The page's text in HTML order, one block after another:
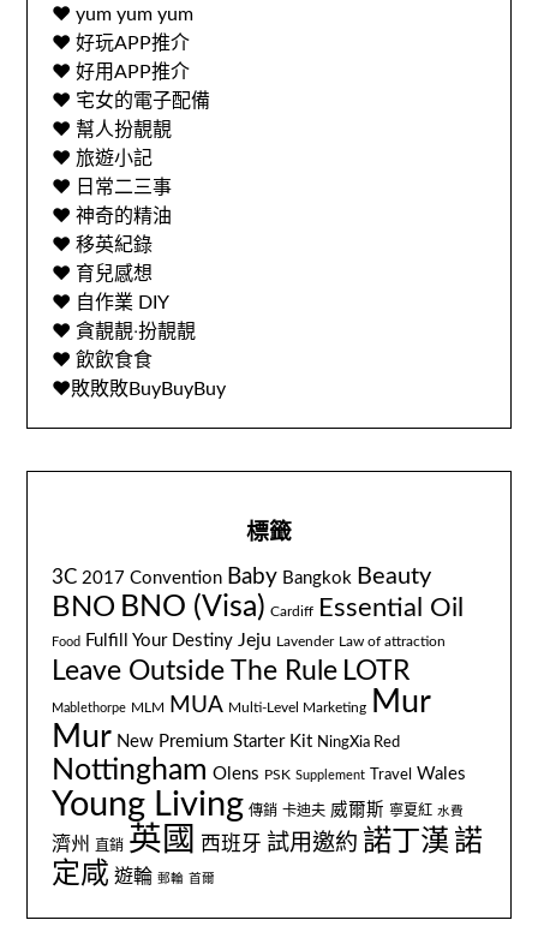
♥ yum yum yum
♥ 好玩APP推介
♥ 好用APP推介
♥ 宅女的電子配備
♥ 幫人扮靚靚
♥ 旅遊小記
♥ 日常二三事
♥ 神奇的精油
♥ 移英紀錄
♥ 育兒感想
♥ 自作業 DIY
♥ 貪靚靚‧扮靚靚
♥ 飲飲食食
♥敗敗敗BuyBuyBuy
標籤
3C 2017 Convention Baby Bangkok Beauty
BNO BNO (Visa) Cardiff Essential Oil
Food Fulfill Your Destiny Jeju Lavender Law of attraction
Leave Outside The Rule LOTR
Mablethorpe MLM MUA Multi-Level Marketing
Mur
Mur New Premium Starter Kit NingXia Red
Nottingham Olens PSK Supplement Travel Wales
Young Living 傳銷 卡迪夫 威爾斯 寧夏紅 水費
濟州 直銷 英國 西班牙 試用邀約 諾丁漢 諾
定咸 遊輪 郵輪 首爾